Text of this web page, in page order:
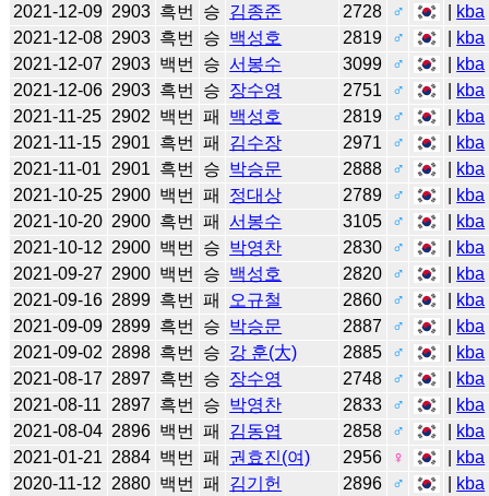
2021-12-09 2903 흑번 승 김종준 2728 ♂ kba
2021-12-08 2903 흑번 승 백성호 2819 ♂ kba
2021-12-07 2903 백번 승 서봉수 3099 ♂ kba
2021-12-06 2903 흑번 승 장수영 2751 ♂ kba
2021-11-25 2902 백번 패 백성호 2819 ♂ kba
2021-11-15 2901 흑번 패 김수장 2971 ♂ kba
2021-11-01
2901 흑번 승 박승문 2888 ♂ kba
2021-10-25 2900 백번 패 정대상 2789 ♂ kba
2021-10-20 2900 흑번 패 서봉수 3105 ♂ kba
2021-10-12 2900 백번 승 박영찬 2830 ♂ kba
2021-09-27 2900 백번 승 백성호 2820 ♂ kba
2021-09-16 2899 흑번 패 오규철 2860 ♂ kba
2021-09-09 2899 흑번 승 박승문 2887 ♂ kba
2021-09-02 2898 흑번 승 강 훈(大) 2885 ♂ kba
2021-08-17 2897 흑번 승 장수영 2748 ♂ kba
2021-08-11
2897 흑번 승 박영찬 2833 ♂ kba
2021-08-04 2896 백번 패 김동엽 2858 ♂ kba
2021-01-21 2884 백번 패 권효진(여) 2956 ♀ kba
2020-11-12
2880 백번 패 김기헌 2896 ♂ kba